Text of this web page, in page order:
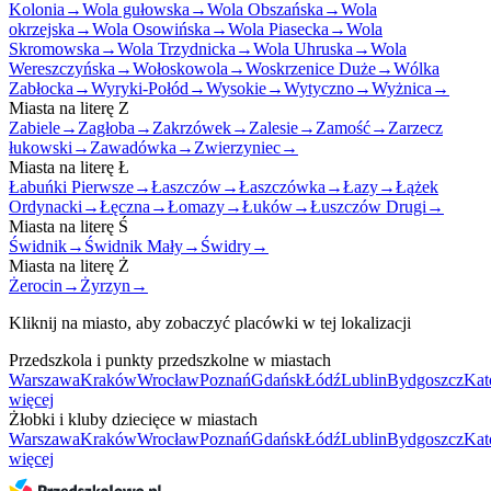
Kolonia →Wola gułowska →Wola Obszańska →Wola
okrzejska →Wola Osowińska →Wola Piasecka →Wola
Skromowska →Wola Trzydnicka →Wola Uhruska →Wola
Wereszczyńska →Wołoskowola →Woskrzenice Duże→Wólka
Zabłocka →Wyryki-Połód →Wysokie→Wytyczno→Wyżnica →
Miasta na literę Z
Zabiele→ Zagłoba → Zakrzówek→ Zalesie→ Zamość→ Zarzecz
łukowski → Zawadówka → Zwierzyniec→
Miasta na literę Ł
Łabuńki Pierwsze→Łaszczów→Łaszczówka →Łazy→Łążek
Ordynacki →Łęczna →Łomazy→Łuków→Łuszczów Drugi →
Miasta na literę Ś
Świdnik→ Świdnik Mały→ Świdry→
Miasta na literę Ż
Żerocin → Żyrzyn →
Kliknij na miasto, aby zobaczyć placówki w tej lokalizacji
Przedszkola i punkty przedszkolne w miastach
WarszawaKrakówWrocławPoznańGdańskŁódźLublinBydgoszcz
więcej
Żłobki i kluby dziecięce w miastach
WarszawaKrakówWrocławPoznańGdańskŁódźLublinBydgoszcz
więcej